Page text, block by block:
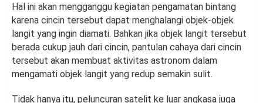
Hal ini akan mengganggu kegiatan pengamatan bintang
karena cincin tersebut dapat menghalangi objek-objek
langit yang ingin diamati. Bahkan jika objek langit tersebut
berada cukup jauh dari cincin, pantulan cahaya dari cincin
tersebut akan membuat aktivitas astronom dalam
mengamati objek langit yang redup semakin sulit.
Tidak hanya itu, peluncuran satelit ke luar angkasa juga